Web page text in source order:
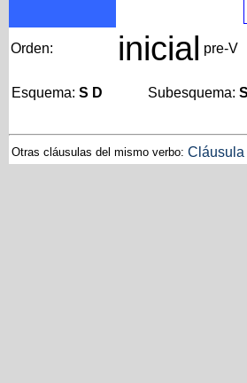
Orden: inicial pre-V
Esquema: S D Subesquema:
Otras cláusulas del mismo verbo: Cláusula